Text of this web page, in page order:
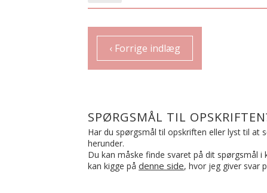
‹ Forrige indlæg
SPØRGSMÅL TIL
Har du spørgsmål til opskriften eller lyst til at
herunder.
Du kan måske finde svaret på dit spørgsmål
kan kigge på denne side, hvor jeg giver svar